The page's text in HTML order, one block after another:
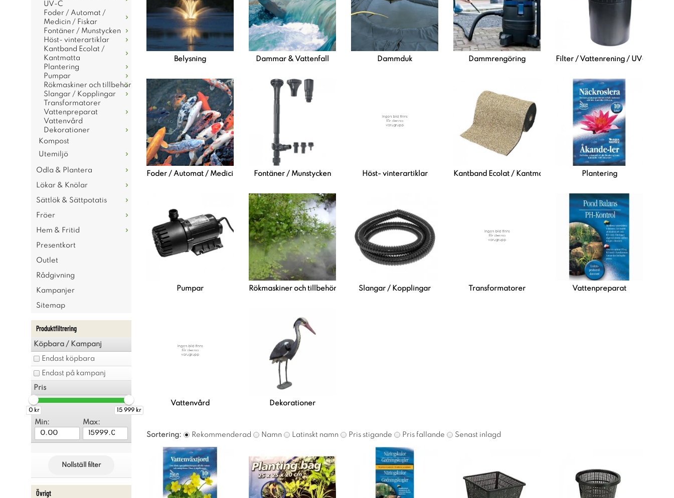
UV-C
Foder / Automat /
Medicin / Fiskar
Fontäner / Munstycken
Höst- vinterartiklar
Kantband Ecolat /
Kantmatta
Plantering
Pumpar
Rökmaskiner och tillbehör
Slangar / Kopplingar
Transformatorer
Vattenpreparat
Vattenvård
Dekorationer
Kompost
Utemiljö
Odla & Plantera
Lökar & Knölar
Sättlök & Sättpotatis
Fröer
Hem & Fritid
Presentkort
Outlet
Rådgivning
Kampanjer
Sitemap
Produktfiltrering
Köpbara / Kampanj
Endast köpbara
Endast på kampanj
Pris
0 kr 15 999 kr
Min: Max:
Nollställ filter
Övrigt
Belysning Dammar & Vattenfall Dammduk Dammrengöring Filter / Vattenrening / UV-C
Foder / Automat / Medicin / FiskarFontäner / Munstycken Höst- vinterartiklar Kantband Ecolat / Kantmatta Plantering
Pumpar Rökmaskiner och tillbehör Slangar / Kopplingar Transformatorer Vattenpreparat
Vattenvård Dekorationer
Sortering: Rekommenderad Namn Latinskt namn Pris stigande Pris fallande Senast inlagd